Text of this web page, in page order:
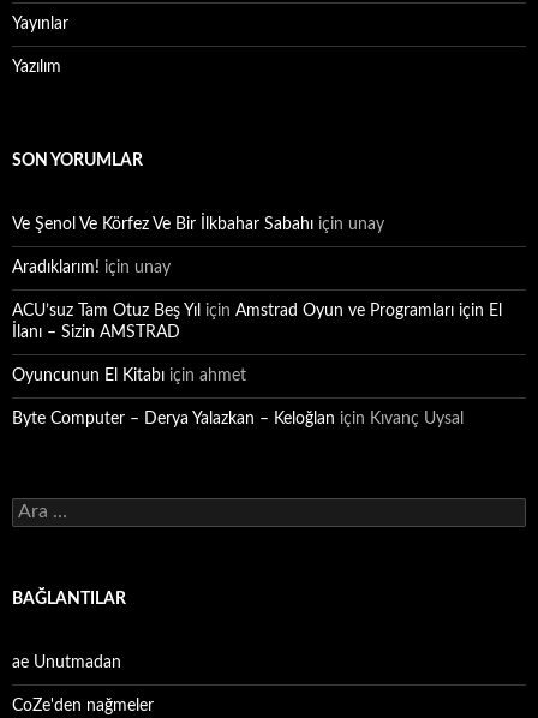
Yayınlar
Yazılım
SON YORUMLAR
Ve Şenol Ve Körfez Ve Bir İlkbahar Sabahı için unay
Aradıklarım! için unay
ACU’suz Tam Otuz Beş Yıl için Amstrad Oyun ve Programları için El
İlanı – Sizin AMSTRAD
Oyuncunun El Kitabı için ahmet
Byte Computer – Derya Yalazkan – Keloğlan için Kıvanç Uysal
Arama:
BAĞLANTILAR
ae Unutmadan
CoZe'den nağmeler